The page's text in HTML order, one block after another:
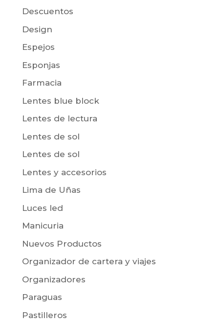
Descuentos
Design
Espejos
Esponjas
Farmacia
Lentes blue block
Lentes de lectura
Lentes de sol
Lentes de sol
Lentes y accesorios
Lima de Uñas
Luces led
Manicuria
Nuevos Productos
Organizador de cartera y viajes
Organizadores
Paraguas
Pastilleros